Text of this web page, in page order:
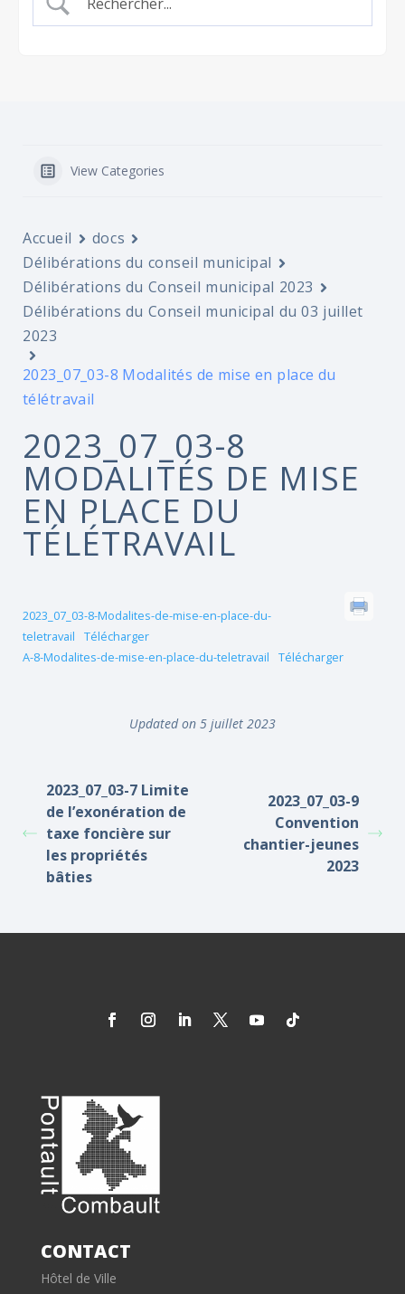
View Categories
Accueil
docs
Délibérations du conseil municipal
Délibérations du Conseil municipal 2023
Délibérations du Conseil municipal du 03 juillet
2023
2023_07_03-8 Modalités de mise en place du
télétravail
2023_07_03-8
MODALITÉS DE MISE
EN PLACE DU
TÉLÉTRAVAIL
2023_07_03-8-Modalites-de-mise-en-place-du-
teletravail
Télécharger
A-8-Modalites-de-mise-en-place-du-teletravail
Télécharger
Updated on 5 juillet 2023
2023_07_03-7 Limite
de l’exonération de
taxe foncière sur
les propriétés
bâties
2023_07_03-9
Convention
chantier-jeunes
2023
CONTACT
Hôtel de Ville